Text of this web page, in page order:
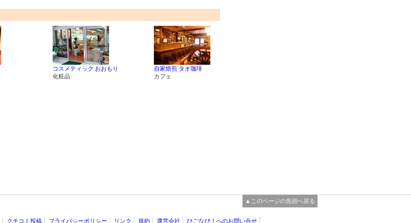
コスメティック おおもり
化粧品
自家焙煎 タオ珈琲
カフェ
▲このページの先頭へ戻る
クチコミ投稿 プライバシーポリシー リンク 規約 運営会社 ひごなび！へのお問い合せ